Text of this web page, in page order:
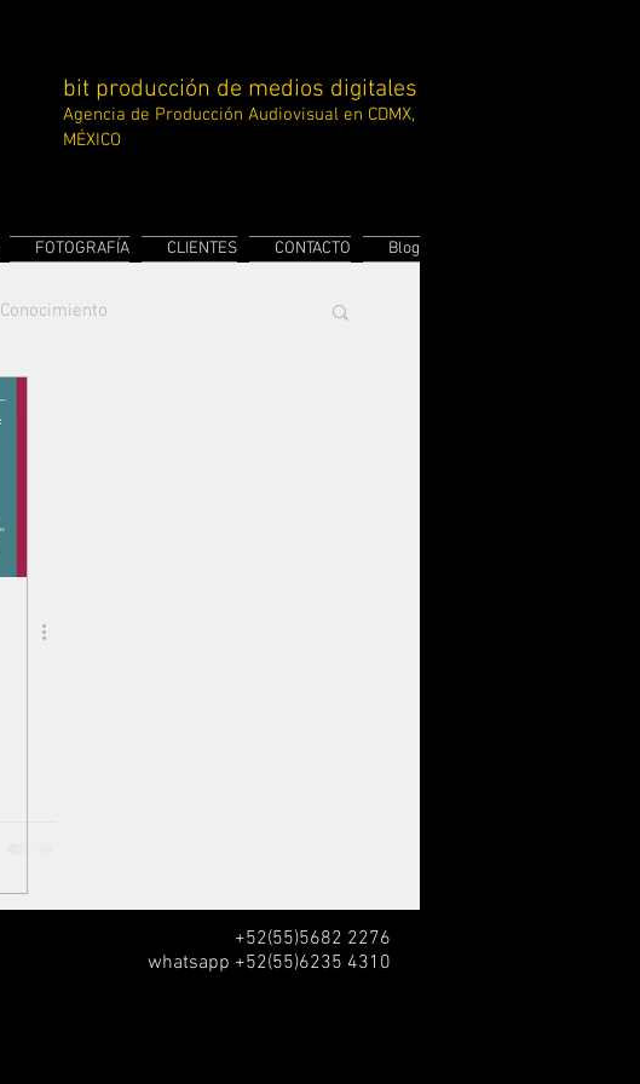
bit producción de medios digitales
Agencia de Producción Audiovisual en CDMX,
MÉXICO
FOTOGRAFÍA CLIENTES CONTACTO Blog
Conocimiento
+52(55)5682 2276
whatsapp +52(55)6235 4310